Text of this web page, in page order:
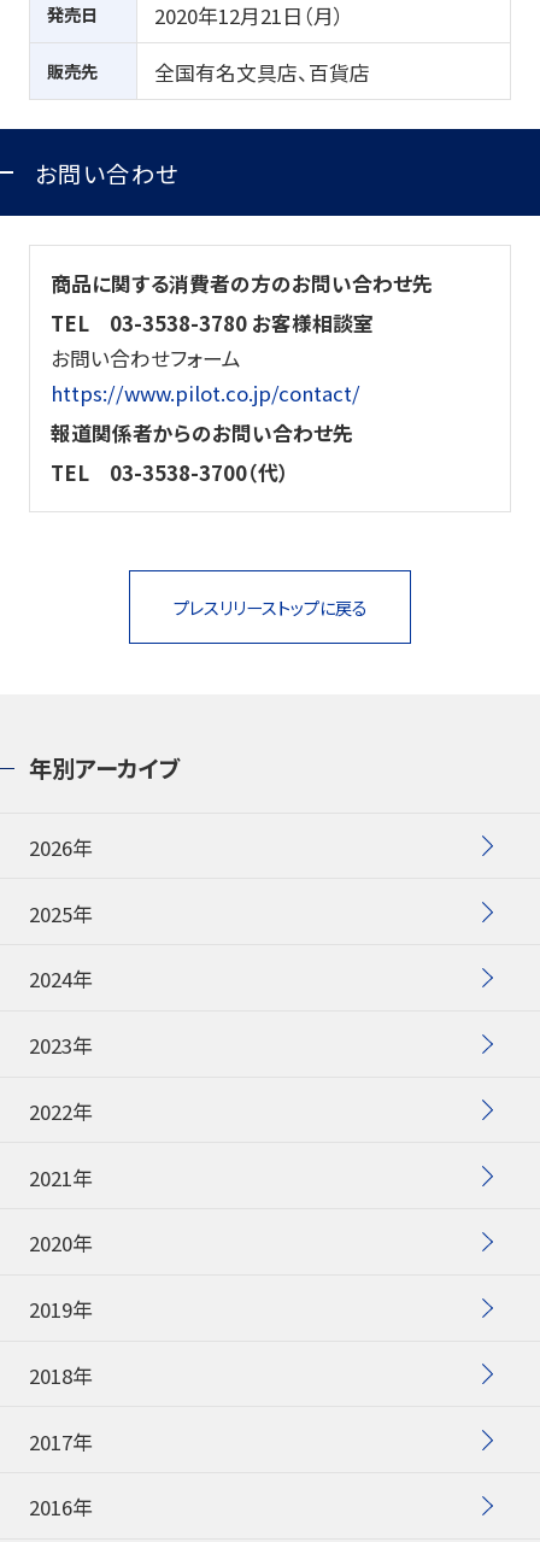
発売日 2020年12月21日（月）
販売先 全国有名文具店、百貨店
お問い合わせ
商品に関する消費者の方のお問い合わせ先
TEL03-3538-3780 お客様相談室
お問い合わせフォーム
https://www.pilot.co.jp/contact/
報道関係者からのお問い合わせ先
TEL03-3538-3700（代）
プレスリリーストップに戻る
年別アーカイブ
2026年
2025年
2024年
2023年
2022年
2021年
2020年
2019年
2018年
2017年
2016年